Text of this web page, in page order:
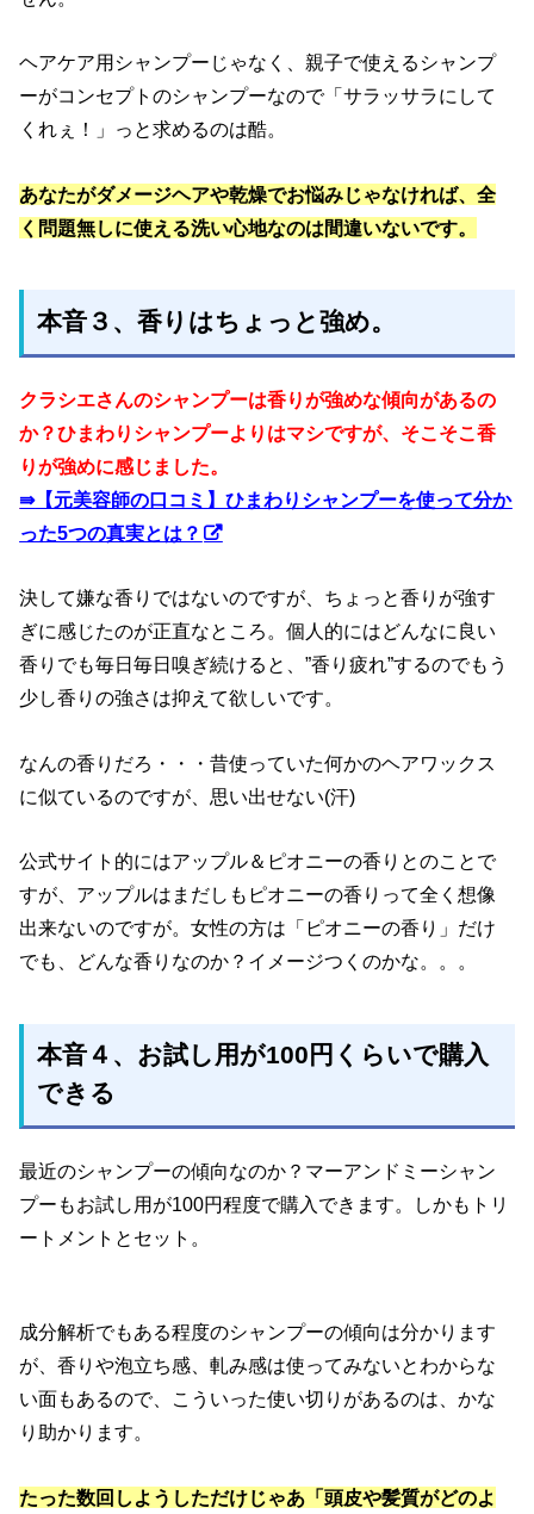
ヘアケア用シャンプーじゃなく、親子で使えるシャンプ
ーがコンセプトのシャンプーなので「サラッサラにして
くれぇ！」っと求めるのは酷。
あなたがダメージヘアや乾燥でお悩みじゃなければ、全
く問題無しに使える洗い心地なのは間違いないです。
本音３、香りはちょっと強め。
クラシエさんのシャンプーは香りが強めな傾向があるの
か？ひまわりシャンプーよりはマシですが、そこそこ香
りが強めに感じました。
⇛【元美容師の口コミ】ひまわりシャンプーを使って分か
った5つの真実とは？
決して嫌な香りではないのですが、ちょっと香りが強す
ぎに感じたのが正直なところ。個人的にはどんなに良い
香りでも毎日毎日嗅ぎ続けると、”香り疲れ”するのでもう
少し香りの強さは抑えて欲しいです。
なんの香りだろ・・・昔使っていた何かのヘアワックス
に似ているのですが、思い出せない(汗)
公式サイト的にはアップル＆ピオニーの香りとのことで
すが、アップルはまだしもピオニーの香りって全く想像
出来ないのですが。女性の方は「ピオニーの香り」だけ
でも、どんな香りなのか？イメージつくのかな。。。
本音４、お試し用が100円くらいで購入
できる
最近のシャンプーの傾向なのか？マーアンドミーシャン
プーもお試し用が100円程度で購入できます。しかもトリ
ートメントとセット。
成分解析でもある程度のシャンプーの傾向は分かります
が、香りや泡立ち感、軋み感は使ってみないとわからな
い面もあるので、こういった使い切りがあるのは、かな
り助かります。
たった数回しようしただけじゃあ「頭皮や髪質がどのよ